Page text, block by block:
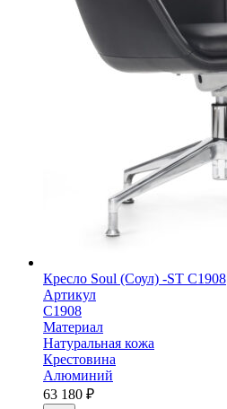
Кресло Soul (Соул) -ST С1908
Артикул
С1908
Материал
Натуральная кожа
Крестовина
Алюминий
63 180 ₽